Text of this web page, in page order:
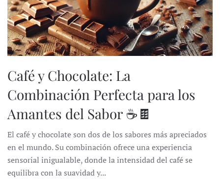
Café y Chocolate: La
Combinación Perfecta para los
Amantes del Sabor ☕🍫
El café y chocolate son dos de los sabores más apreciados
en el mundo. Su combinación ofrece una experiencia
sensorial inigualable, donde la intensidad del café se
equilibra con la suavidad y...